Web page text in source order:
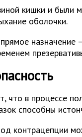
кишки и
оболочки.
в процессе
способны
контрацепции